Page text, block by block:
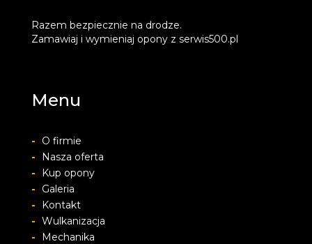
Razem bezpiecznie na drodze.
Zamawiaj i wymieniaj opony z serwis500.pl
Menu
-
O firmie
-
Nasza oferta
-
Kup opony
-
Galeria
-
Kontakt
- Wulkanizacja
-
Mechanika